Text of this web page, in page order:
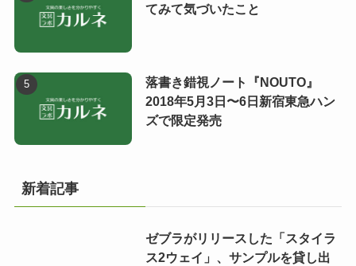
てみて気づいたこと
落書き錯視ノート『NOUTO』
2018年5月3日〜6日新宿東急ハン
ズで限定発売
新着記事
ゼブラがリリースした「スタイラ
ス2ウェイ」、サンプルを貸し出